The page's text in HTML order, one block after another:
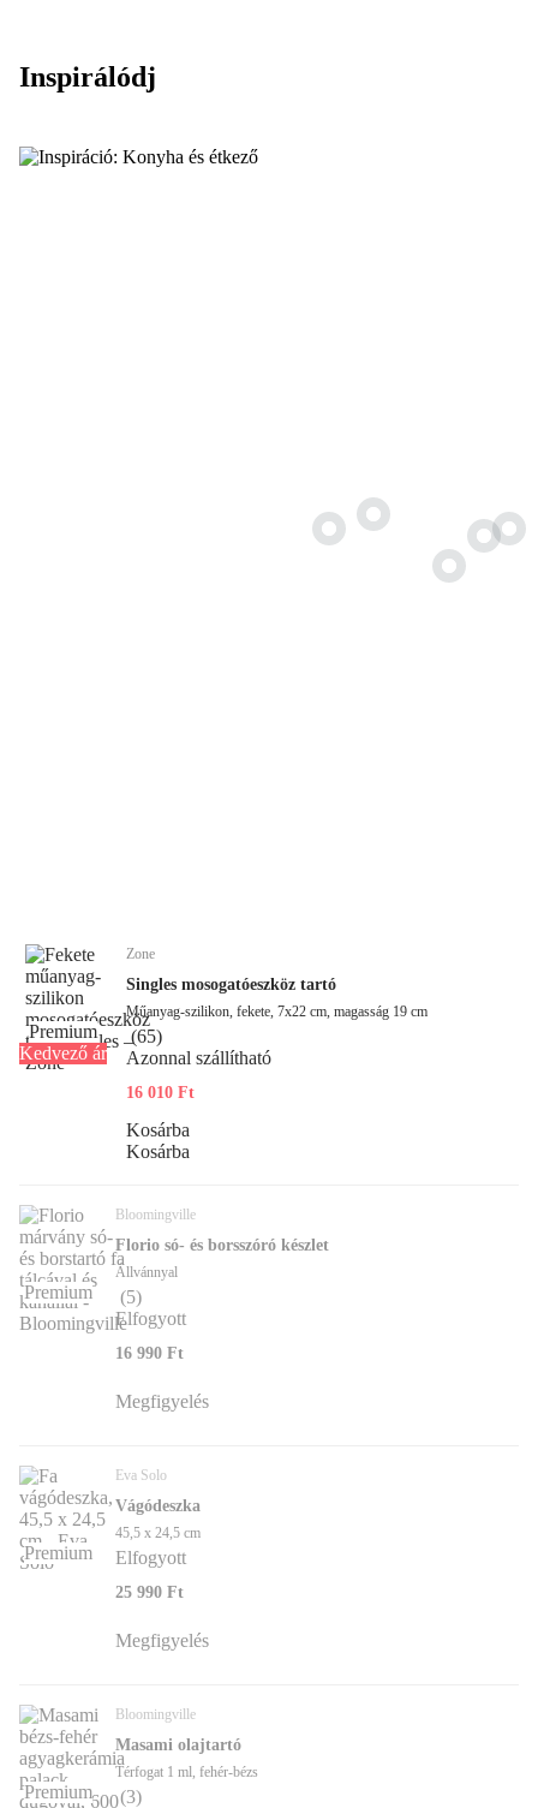
Inspirálódj
Premium
Kedvező ár
Zone
Singles mosogatóeszköz tartó
Műanyag-szilikon, fekete, 7x22 cm, magasság 19 cm
(65)
Azonnal szállítható
16 010 Ft
Kosárba
Kosárba
Premium
Bloomingville
Florio só- és borsszóró készlet
Állvánnyal
(5)
Elfogyott
16 990 Ft
Megfigyelés
Premium
Eva Solo
Vágódeszka
45,5 x 24,5 cm
Elfogyott
25 990 Ft
Megfigyelés
Premium
Bloomingville
Masami olajtartó
Térfogat 1 ml, fehér-bézs
(3)